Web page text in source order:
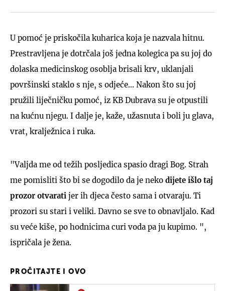
U pomoć je priskočila kuharica koja je nazvala hitnu.
Prestravljena je dotrčala još jedna kolegica pa su joj do
dolaska medicinskog osoblja brisali krv, uklanjali
površinski staklo s nje, s odjeće... Nakon što su joj
pružili liječničku pomoć, iz KB Dubrava su je otpustili
na kućnu njegu. I dalje je, kaže, užasnuta i boli ju glava,
vrat, kralježnica i ruka.
"Valjda me od težih posljedica spasio dragi Bog. Strah
me pomisliti što bi se dogodilo da je neko dijete išlo taj
prozor otvarati jer ih djeca često sama i otvaraju. Ti
prozori su stari i veliki. Davno se sve to obnavljalo. Kad
su veće kiše, po hodnicima curi voda pa ju kupimo. ",
ispričala je žena.
PROČITAJTE I OVO